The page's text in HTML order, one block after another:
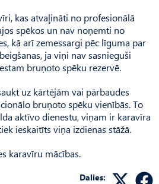
kas atvaļināti no profesionālā
spēkos un nav noņemti no
kā arī zemessargi pēc līguma par
ja viņi nav sasnieguši
bruņoto spēku rezervē.
uz kārtējām vai pārbaudes
bruņoto spēku vienībās. To
aktīvo dienestu, viņam ir karavīra
ieskaitīts viņa izdienas stāžā.
karavīru mācības.
Dalies: